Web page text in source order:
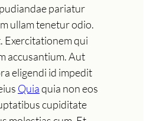
pariatur
ullam tenetur odio.
Exercitationem qui
accusantium. Aut
eligendi id impedit
Quiaquia non eos
cupiditate